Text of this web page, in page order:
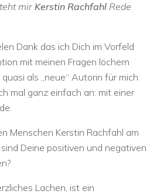
mirKerstin Rachfahl Rede
Dank das ich Dich im Vorfeld
mit meinen Fragen löchern
als „neue“ Autorin für mich
mal ganz einfach an: mit einer
Menschen Kerstin Rachfahl am
Deine positiven und negativen
Lachen, ist ein